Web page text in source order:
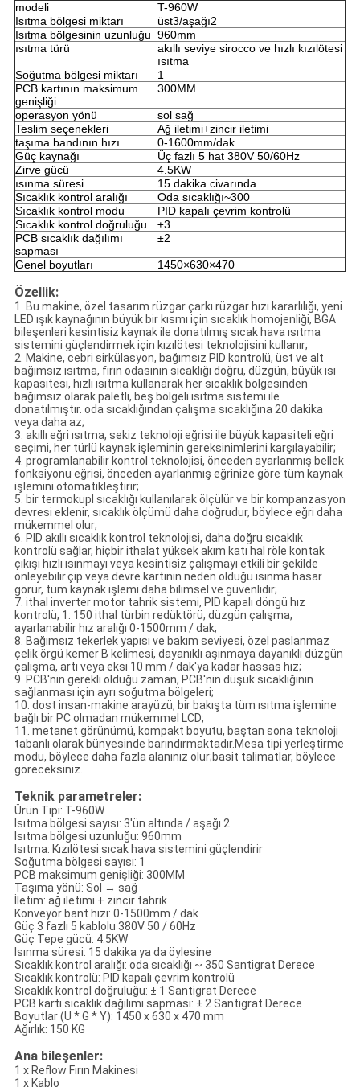
modeli
T-960W
Isıtma bölgesi miktarı
üst3/aşağı2
Isıtma bölgesinin uzunluğu 960mm
ısıtma türü
akıllı seviye sirocco ve hızlı kızılötesi
ısıtma
Soğutma bölgesi miktarı
1
PCB kartının maksimum
genişliği
300MM
operasyon yönü
sol sağ
Teslim seçenekleri
Ağ iletimi+zincir iletimi
taşıma bandının hızı
0-1600mm/dak
Güç kaynağı
Üç fazlı 5 hat 380V 50/60Hz
Zirve gücü
4.5KW
ısınma süresi
15 dakika civarında
Sıcaklık kontrol aralığı
Oda sıcaklığı~300
Sıcaklık kontrol modu
PID kapalı çevrim kontrolü
Sıcaklık kontrol doğruluğu
±3
PCB sıcaklık dağılımı
sapması
±2
Genel boyutları 1450×630×470
Özellik:
1. Bu makine, özel tasarım rüzgar çarkı rüzgar hızı kararlılığı, yeni
LED ışık kaynağının büyük bir kısmı için sıcaklık homojenliği, BGA
bileşenleri kesintisiz kaynak ile donatılmış sıcak hava ısıtma
sistemini güçlendirmek için kızılötesi teknolojisini kullanır;
2. Makine, cebri sirkülasyon, bağımsız PID kontrolü, üst ve alt
bağımsız ısıtma, fırın odasının sıcaklığı doğru, düzgün, büyük ısı
kapasitesi, hızlı ısıtma kullanarak her sıcaklık bölgesinden
bağımsız olarak paletli, beş bölgeli ısıtma sistemi ile
donatılmıştır. oda sıcaklığından çalışma sıcaklığına 20 dakika
veya daha az;
3. akıllı eğri ısıtma, sekiz teknoloji eğrisi ile büyük kapasiteli eğri
seçimi, her türlü kaynak işleminin gereksinimlerini karşılayabilir;
4. programlanabilir kontrol teknolojisi, önceden ayarlanmış bellek
fonksiyonu eğrisi, önceden ayarlanmış eğrinize göre tüm kaynak
işlemini otomatikleştirir;
5. bir termokupl sıcaklığı kullanılarak ölçülür ve bir kompanzasyon
devresi eklenir, sıcaklık ölçümü daha doğrudur, böylece eğri daha
mükemmel olur;
6. PID akıllı sıcaklık kontrol teknolojisi, daha doğru sıcaklık
kontrolü sağlar, hiçbir ithalat yüksek akım katı hal röle kontak
çıkışı hızlı ısınmayı veya kesintisiz çalışmayı etkili bir şekilde
önleyebilir.çip veya devre kartının neden olduğu ısınma hasar
görür, tüm kaynak işlemi daha bilimsel ve güvenlidir;
7. ithal inverter motor tahrik sistemi, PID kapalı döngü hız
kontrolü, 1: 150 ithal türbin redüktörü, düzgün çalışma,
ayarlanabilir hız aralığı 0-1500mm / dak;
8. Bağımsız tekerlek yapısı ve bakım seviyesi, özel paslanmaz
çelik örgü kemer B kelimesi, dayanıklı aşınmaya dayanıklı düzgün
çalışma, artı veya eksi 10 mm / dak'ya kadar hassas hız;
9. PCB'nin gerekli olduğu zaman, PCB'nin düşük sıcaklığının
sağlanması için ayrı soğutma bölgeleri;
10. dost insan-makine arayüzü, bir bakışta tüm ısıtma işlemine
bağlı bir PC olmadan mükemmel LCD;
11. metanet görünümü, kompakt boyutu, baştan sona teknoloji
tabanlı olarak bünyesinde barındırmaktadır.Mesa tipi yerleştirme
modu, böylece daha fazla alanınız olur;basit talimatlar, böylece
göreceksiniz.
Teknik parametreler:
Ürün Tipi: T-960W
Isıtma bölgesi sayısı: 3'ün altında / aşağı 2
Isıtma bölgesi uzunluğu: 960mm
Isıtma: Kızılötesi sıcak hava sistemini güçlendirir
Soğutma bölgesi sayısı: 1
PCB maksimum genişliği: 300MM
Taşıma yönü: Sol → sağ
İletim: ağ iletimi + zincir tahrik
Konveyör bant hızı: 0-1500mm / dak
Güç 3 fazlı 5 kablolu 380V 50 / 60Hz
Güç Tepe gücü: 4.5KW
Isınma süresi: 15 dakika ya da öylesine
Sıcaklık kontrol aralığı: oda sıcaklığı ~ 350 Santigrat Derece
Sıcaklık kontrolü: PID kapalı çevrim kontrolü
Sıcaklık kontrol doğruluğu: ± 1 Santigrat Derece
PCB kartı sıcaklık dağılımı sapması: ± 2 Santigrat Derece
Boyutlar (U * G * Y): 1450 x 630 x 470 mm
Ağırlık: 150 KG
Ana bileşenler:
1 x Reflow Fırın Makinesi
1 x Kablo